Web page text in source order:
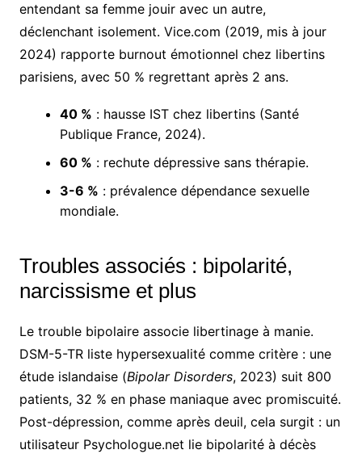
entendant sa femme jouir avec un autre,
déclenchant isolement. Vice.com (2019, mis à jour
2024) rapporte burnout émotionnel chez libertins
parisiens, avec 50 % regrettant après 2 ans.
40 % : hausse IST chez libertins (Santé
Publique France, 2024).
60 % : rechute dépressive sans thérapie.
3-6 % : prévalence dépendance sexuelle
mondiale.
Troubles associés : bipolarité,
narcissisme et plus
Le trouble bipolaire associe libertinage à manie.
DSM-5-TR liste hypersexualité comme critère : une
étude islandaise (Bipolar Disorders, 2023) suit 800
patients, 32 % en phase maniaque avec promiscuité.
Post-dépression, comme après deuil, cela surgit : un
utilisateur Psychologue.net lie bipolarité à décès